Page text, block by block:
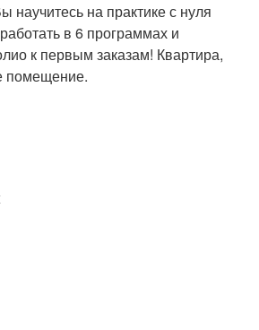
научитесь на практике с нуля
в 6 программах и
к первым заказам! Квартира,
помещение.